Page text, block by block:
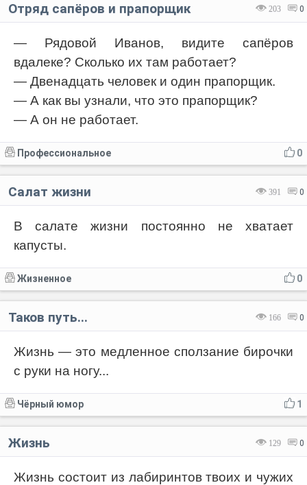
203 0
Отряд сапёров и прапорщик
— Рядовой Иванов, видите сапёров
вдалеке? Сколько их там работает?
— Двенадцать человек и один прапорщик.
— А как вы узнали, что это прапорщик?
— А он не работает.
0
Профессиональное
391 0
Салат жизни
В салате жизни постоянно не хватает
капусты.
0
Жизненное
166 0
Таков путь...
Жизнь — это медленное сползание бирочки
с руки на ногу...
1
Чёрный юмор
129 0
Жизнь
Жизнь состоит из лабиринтов твоих и чужих